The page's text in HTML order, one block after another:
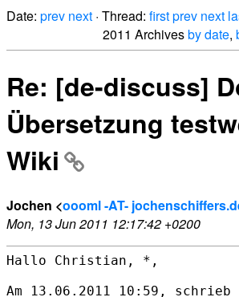
Date: prev next · Thread: firstprev next
2011 Archivesby date,
Re: [de-discuss]
Übersetzung
Wiki
Jochen <oooml -AT-
Mon, 13 Jun 2011 12:17:42 +0200
Hallo Christian, *,